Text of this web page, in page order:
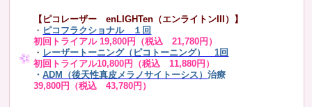
【ピコレーザー enLIGHTen（エンライトンIII）】
・ ピコフラクショナル １回
初回トライアル 19,800円（税込 21,780円）
・ レーザートーニング（ピコトーニング） 1回
初回トライアル10,800円（税込 11,880円）
・ADM（後天性真皮メラノサイトーシス）治療
39,800円（税込 43,780円）